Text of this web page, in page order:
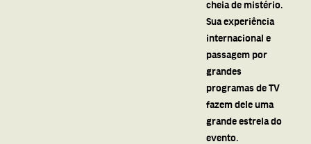
cheia de mistério.
Sua experiência
internacional e
passagem por
grandes
programas de TV
fazem dele uma
grande estrela do
evento.